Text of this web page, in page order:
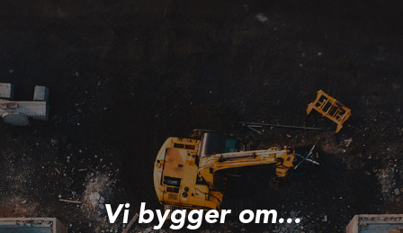
Vi bygger om...